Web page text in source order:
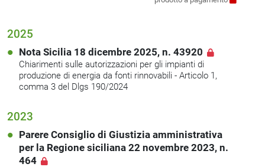
2025
Nota Sicilia 18 dicembre 2025, n. 43920
Chiarimenti sulle autorizzazioni per gli impianti di
produzione di energia da fonti rinnovabili - Articolo 1,
comma 3 del Dlgs 190/2024
2023
Parere Consiglio di Giustizia amministrativa
per la Regione siciliana 22 novembre 2023, n.
464